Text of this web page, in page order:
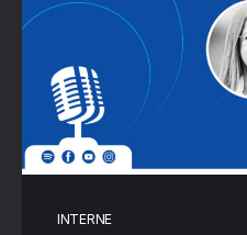
INTERNE